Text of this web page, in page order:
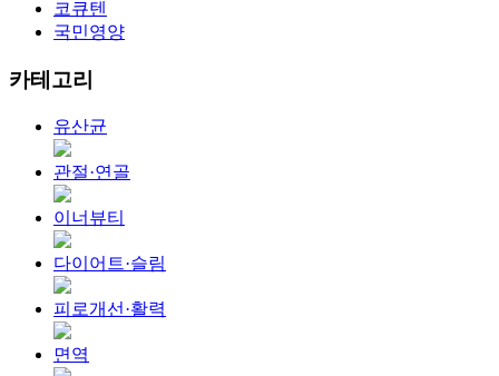
코큐텐
국민영양
카테고리
유산균
관절·연골
이너뷰티
다이어트·슬림
피로개선·활력
면역